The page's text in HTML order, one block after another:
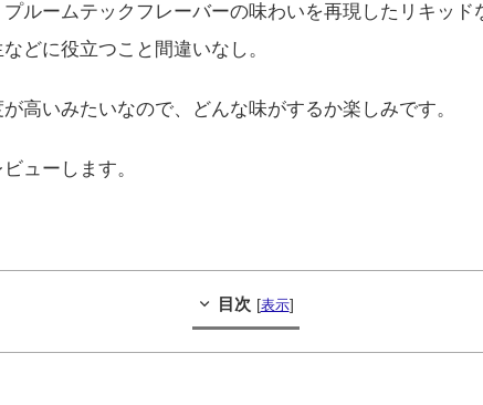
ルームテックフレーバーの味わいを再現したリキッド
などに役立つこと間違いなし。
高いみたいなので、どんな味がするか楽しみです。
ューします。
目次 [表示]